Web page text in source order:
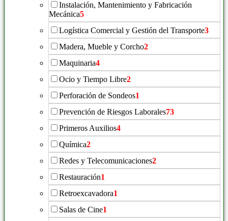
Instalación, Mantenimiento y Fabricación
Mecánica5
Logística Comercial y Gestión del Transporte3
Madera, Mueble y Corcho2
Maquinaria4
Ocio y Tiempo Libre2
Perforación de Sondeos1
Prevención de Riesgos Laborales73
Primeros Auxilios4
Química2
Redes y Telecomunicaciones2
Restauración1
Retroexcavadora1
Salas de Cine1